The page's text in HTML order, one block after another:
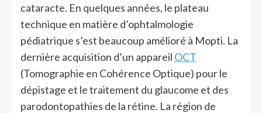
cataracte. En quelques années, le plateau
technique en matière d’ophtalmologie
pédiatrique s’est beaucoup amélioré à Mopti. La
dernière acquisition d’un appareil OCT
(Tomographie en Cohérence Optique) pour le
dépistage et le traitement du glaucome et des
parodontopathies de la rétine. La région de